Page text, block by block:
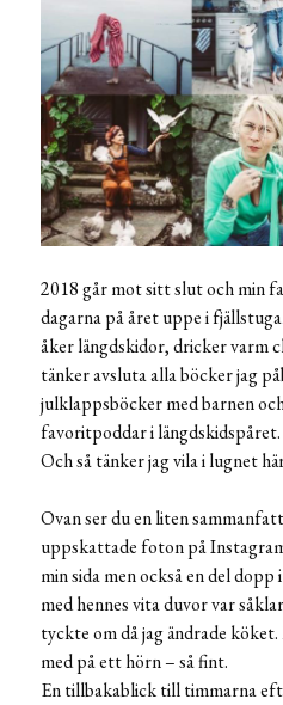
2018 går mot sitt slut och min
dagarna på året uppe i
åker längdskidor, dricker varm
tänker avsluta alla böcker jag
julklappsböcker med barnen
favoritpoddar i längdskidspåret.
Och så tänker jag vila i lugnet
Ovan ser du en liten
uppskattade foton på
min sida men också en del
med hennes vita duvor var
tyckte om då jag ändrade
med på ett hörn – så fint.
En tillbakablick till timmarna